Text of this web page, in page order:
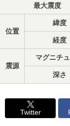
最大震度
位置
緯度
経度
震源
マグニチ
深さ
Twitter